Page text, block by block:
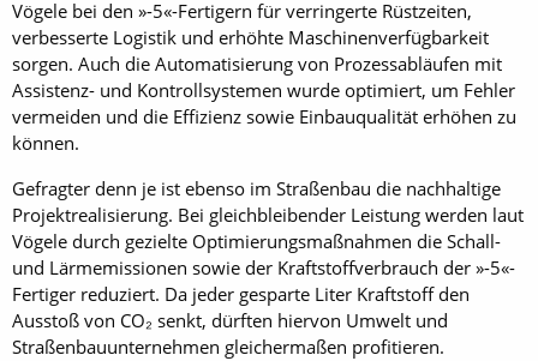
Vögele bei den »-5«-Fertigern für verringerte Rüstzeiten,
verbesserte Logistik und erhöhte Maschinenverfügbarkeit
sorgen. Auch die Automatisierung von Prozessabläufen mit
Assistenz- und Kontrollsystemen wurde optimiert, um Fehler
vermeiden und die Effizienz sowie Einbauqualität erhöhen zu
können.
Gefragter denn je ist ebenso im Straßenbau die nachhaltige
Projektrealisierung. Bei gleichbleibender Leistung werden laut
Vögele durch gezielte Optimierungsmaßnahmen die Schall-
und Lärmemissionen sowie der Kraftstoffverbrauch der »-5«-
Fertiger reduziert. Da jeder gesparte Liter Kraftstoff den
Ausstoß von CO₂ senkt, dürften hiervon Umwelt und
Straßenbauunternehmen gleichermaßen profitieren.